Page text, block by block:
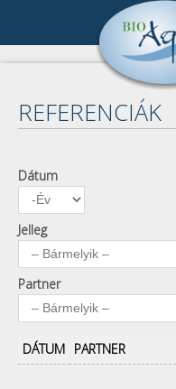
REFERENCIÁK
Dátum
Dátum
Jelleg
Partner
DÁTUM PARTNER
DSC_6181.jpg